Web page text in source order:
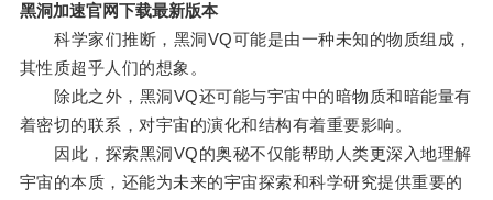
黑洞加速官网下载最新版本
科学家们推断，黑洞VQ可能是由一种未知的物质组成，
其性质超乎人们的想象。
除此之外，黑洞VQ还可能与宇宙中的暗物质和暗能量有
着密切的联系，对宇宙的演化和结构有着重要影响。
因此，探索黑洞VQ的奥秘不仅能帮助人类更深入地理解
宇宙的本质，还能为未来的宇宙探索和科学研究提供重要的